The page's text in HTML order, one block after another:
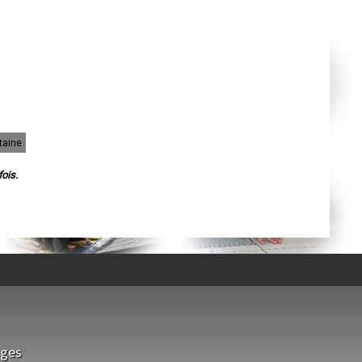
Tarbes
Perpignan
Lyon